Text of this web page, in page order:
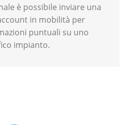
è possibile inviare una
in mobilità per
puntuali su uno
impianto.